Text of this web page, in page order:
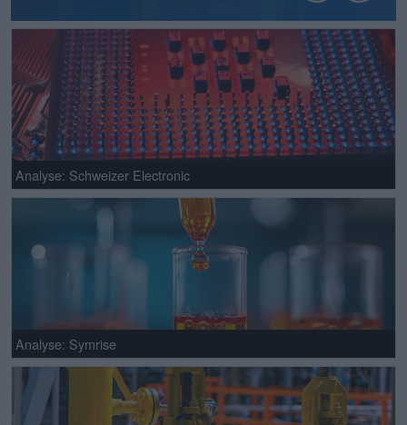
Analyse: Schweizer Electronic
Analyse: Symrise